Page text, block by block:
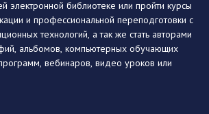
электронной библиотеке или пройти курсы
и профессиональной переподготовки с
технологий, а так же стать авторами
альбомов, компьютерных обучающих
вебинаров, видео уроков или